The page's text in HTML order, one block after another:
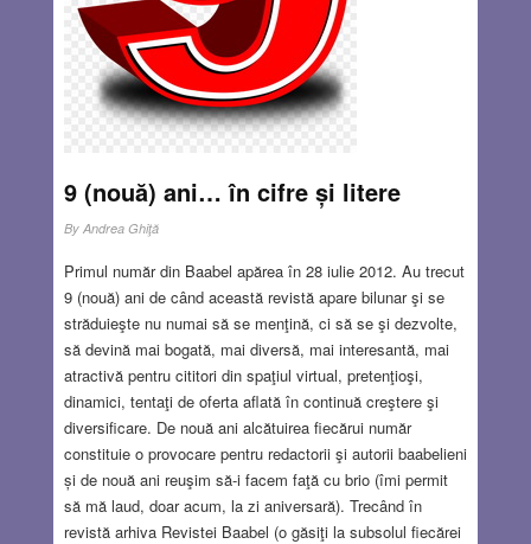
9 (nouă) ani… în cifre și litere
By Andrea Ghiţă
Primul număr din Baabel apărea în 28 iulie 2012. Au trecut
9 (nouă) ani de când această revistă apare bilunar şi se
străduieşte nu numai să se menţină, ci să se şi dezvolte,
să devină mai bogată, mai diversă, mai interesantă, mai
atractivă pentru cititori din spaţiul virtual, pretenţioşi,
dinamici, tentaţi de oferta aflată în continuă creştere şi
diversificare. De nouă ani alcătuirea fiecărui număr
constituie o provocare pentru redactorii şi autorii baabelieni
și de nouă ani reuşim să-i facem faţă cu brio (îmi permit
să mă laud, doar acum, la zi aniversară). Trecând în
revistă arhiva Revistei Baabel (o găsiţi la subsolul fiecărei